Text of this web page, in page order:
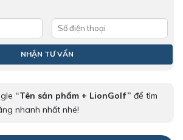
“Tên sản phẩm + LionGolf” để tìm
nhanh nhất nhé!